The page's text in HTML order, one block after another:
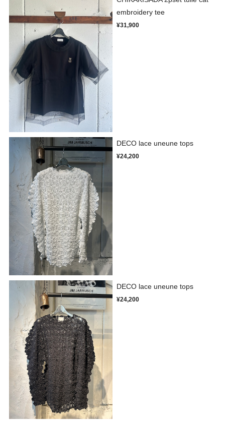
embroidery tee
¥31,900
DECO lace uneune tops
¥24,200
DECO lace uneune tops
¥24,200